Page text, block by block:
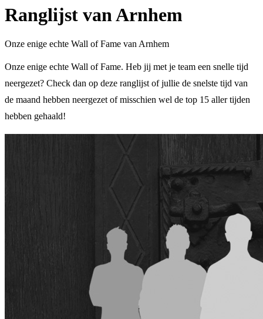
Ranglijst van Arnhem
Onze enige echte Wall of Fame van Arnhem
Onze enige echte Wall of Fame. Heb jij met je team een snelle tijd
neergezet? Check dan op deze ranglijst of jullie de snelste tijd van
de maand hebben neergezet of misschien wel de top 15 aller tijden
hebben gehaald!